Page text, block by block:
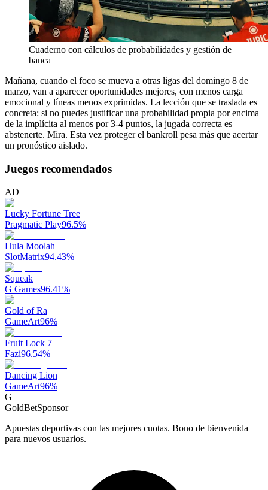
Cuaderno con cálculos de probabilidades y gestión de
banca
Mañana, cuando el foco se mueva a otras ligas del domingo 8 de
marzo, van a aparecer oportunidades mejores, con menos carga
emocional y líneas menos exprimidas. La lección que se traslada es
concreta: si no puedes justificar una probabilidad propia por encima
de la implícita al menos por 3-4 puntos, la jugada correcta es
abstenerte. Mira. Esta vez proteger el bankroll pesa más que acertar
un pronóstico aislado.
Juegos recomendados
AD
Lucky Fortune Tree
Pragmatic Play96.5%
Hula Moolah
SlotMatrix94.43%
Squeak
G Games96.41%
Gold of Ra
GameArt96%
Fruit Lock 7
Fazi96.54%
Dancing Lion
GameArt96%
G
GoldBetSponsor
Apuestas deportivas con las mejores cuotas. Bono de bienvenida
para nuevos usuarios.